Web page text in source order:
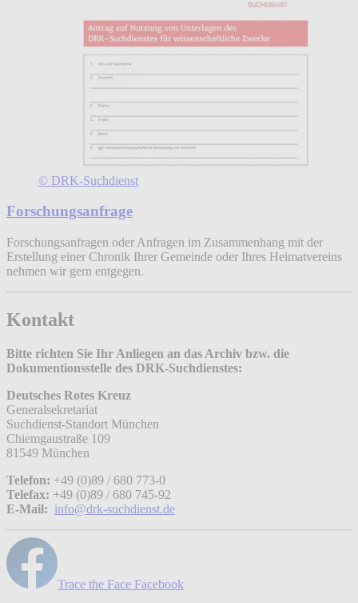
© DRK-Suchdienst
Forschungsanfrage
Forschungsanfragen oder Anfragen im Zusammenhang mit der
Erstellung einer Chronik Ihrer Gemeinde oder Ihres Heimatvereins
nehmen wir gern entgegen.
Kontakt
Bitte richten Sie Ihr Anliegen an das Archiv bzw. die
Dokumentionsstelle des DRK-Suchdienstes:
Deutsches Rotes Kreuz
Generalsekretariat
Suchdienst-Standort München
Chiemgaustraße 109
81549 München
Telefon: +49 (0)89 / 680 773-0
Telefax: +49 (0)89 / 680 745-92
E-Mail: info@drk-suchdienst.de
Trace the Face Facebook